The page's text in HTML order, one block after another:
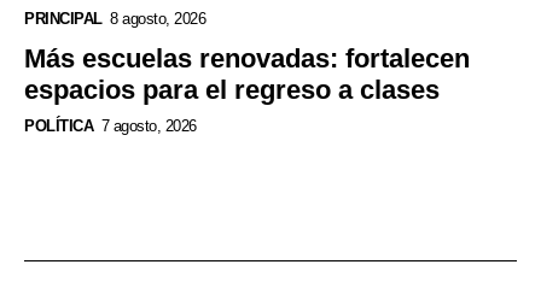
PRINCIPAL 8 agosto, 2026
Más escuelas renovadas: fortalecen
espacios para el regreso a clases
POLÍTICA 7 agosto, 2026